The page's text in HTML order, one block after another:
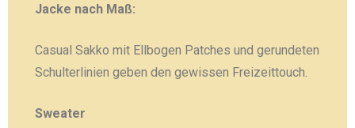
Jacke nach Maß:
Casual Sakko mit Ellbogen Patches und gerundeten
Schulterlinien geben den gewissen Freizeittouch.
Sweater